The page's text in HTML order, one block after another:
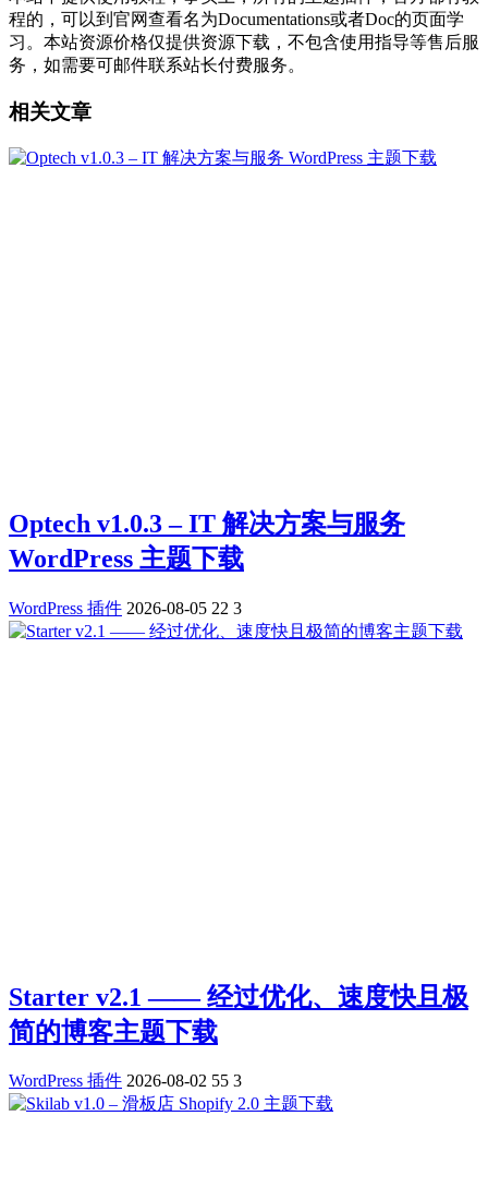
程的，可以到官网查看名为Documentations或者Doc的页面学
习。本站资源价格仅提供资源下载，不包含使用指导等售后服
务，如需要可邮件联系站长付费服务。
相关文章
Optech v1.0.3 – IT 解决方案与服务
WordPress 主题下载
WordPress 插件 2026-08-05 22 3
Starter v2.1 —— 经过优化、速度快且极
简的博客主题下载
WordPress 插件 2026-08-02 55 3